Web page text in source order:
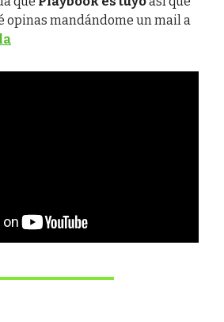
opinas mandándome un mail a